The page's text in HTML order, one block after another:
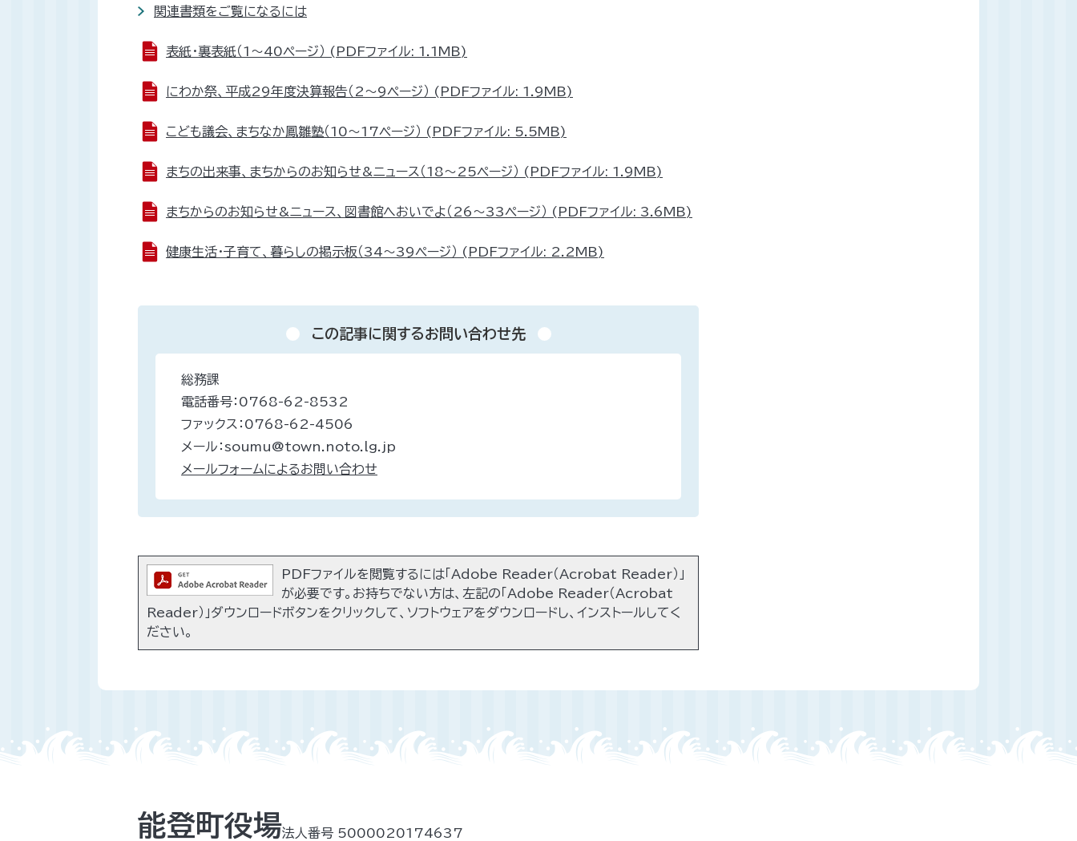
関連書類をご覧になるには
表紙・裏表紙（1～40ページ） (PDFファイル: 1.1MB)
にわか祭、平成29年度決算報告（2～9ページ） (PDFファイル: 1.9MB)
こども議会、まちなか鳳雛塾（10～17ページ） (PDFファイル: 5.5MB)
まちの出来事、まちからのお知らせ&ニュース（18～25ページ） (PDFファイル: 1.9MB)
まちからのお知らせ&ニュース、図書館へおいでよ（26～33ページ） (PDFファイル: 3.6MB)
健康生活・子育て、暮らしの掲示板（34～39ページ） (PDFファイル: 2.2MB)
この記事に関するお問い合わせ先
総務課
電話番号：0768-62-8532
ファックス：0768-62-4506
メール：soumu@town.noto.lg.jp
メールフォームによるお問い合わせ
PDFファイルを閲覧するには「Adobe Reader（Acrobat Reader）」
が必要です。お持ちでない方は、左記の「Adobe Reader（Acrobat
Reader）」ダウンロードボタンをクリックして、ソフトウェアをダウンロードし、インストールしてく
ださい。
能登町役場法人番号 5000020174637